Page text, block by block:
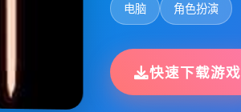
电脑 角色扮演
快速下载游戏